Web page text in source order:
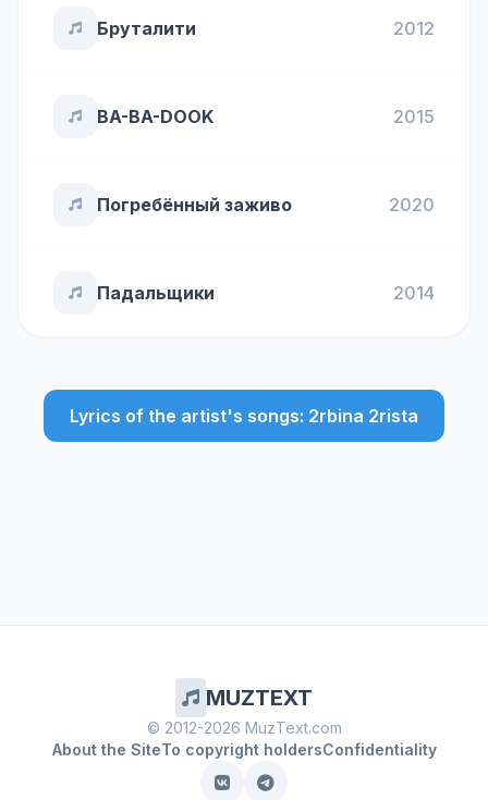
Бруталити 2012
BA-BA-DOOK 2015
Погребённый заживо 2020
Падальщики 2014
Lyrics of the artist's songs: 2rbina 2rista
MUZTEXT
© 2012-2026 MuzText.com
About the SiteTo copyright holdersConfidentiality